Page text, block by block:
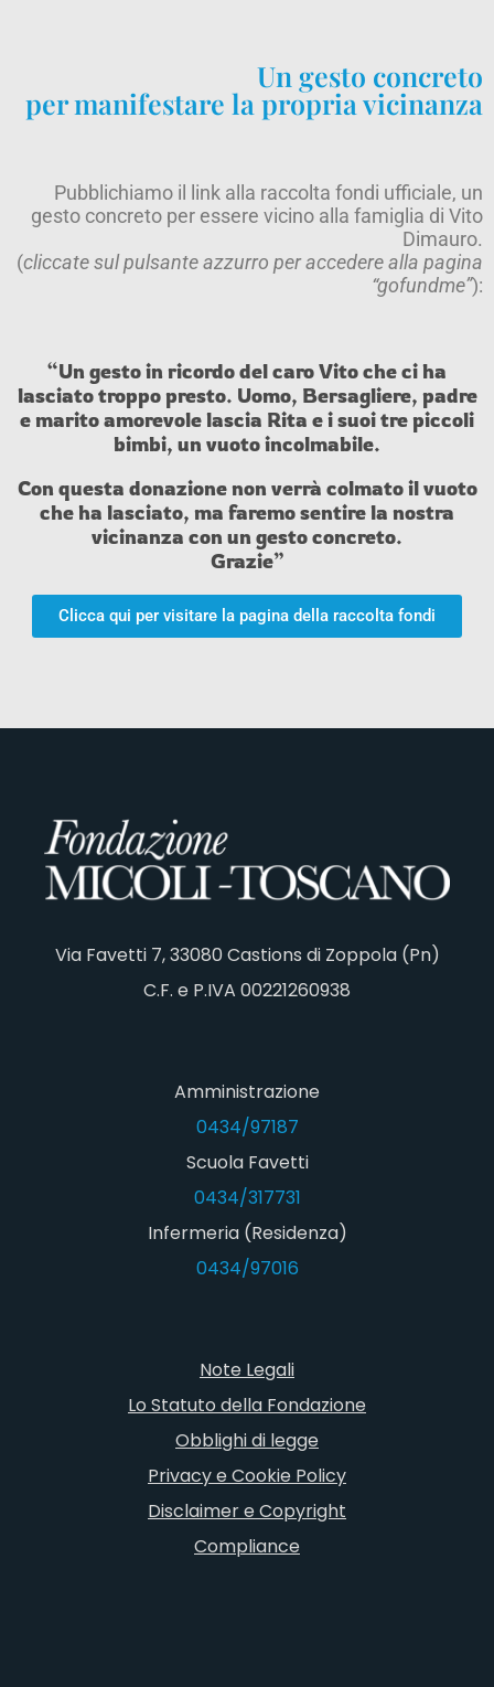
Un gesto concreto
per manifestare la propria vicinanza
Pubblichiamo il link alla raccolta fondi ufficiale, un
gesto concreto per essere vicino alla famiglia di Vito
Dimauro.
(cliccate sul pulsante azzurro per accedere alla pagina
“gofundme”):
“Un gesto in ricordo del caro Vito che ci ha
lasciato troppo presto. Uomo, Bersagliere, padre
e marito amorevole lascia Rita e i suoi tre piccoli
bimbi, un vuoto incolmabile.
Con questa donazione non verrà colmato il vuoto
che ha lasciato, ma faremo sentire la nostra
vicinanza con un gesto concreto.
Grazie”
Clicca qui per visitare la pagina della raccolta fondi
Via Favetti 7, 33080 Castions di Zoppola (Pn)
C.F. e P.IVA 00221260938
Amministrazione
0434/97187
Scuola Favetti
0434/317731
Infermeria (Residenza)
0434/97016
Note Legali
Lo Statuto della Fondazione
Obblighi di legge
Privacy e Cookie Policy
Disclaimer e Copyright
Compliance